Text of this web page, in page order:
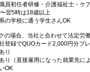
職員初任者研修・介護福祉士・ケ
翌5時は18歳以上
の学校に通う学生さんOK
の場合、当社と合わせて法定労
登録でQUOカード2,000円分プ
り
り（直接雇用になった就業先によ
OK